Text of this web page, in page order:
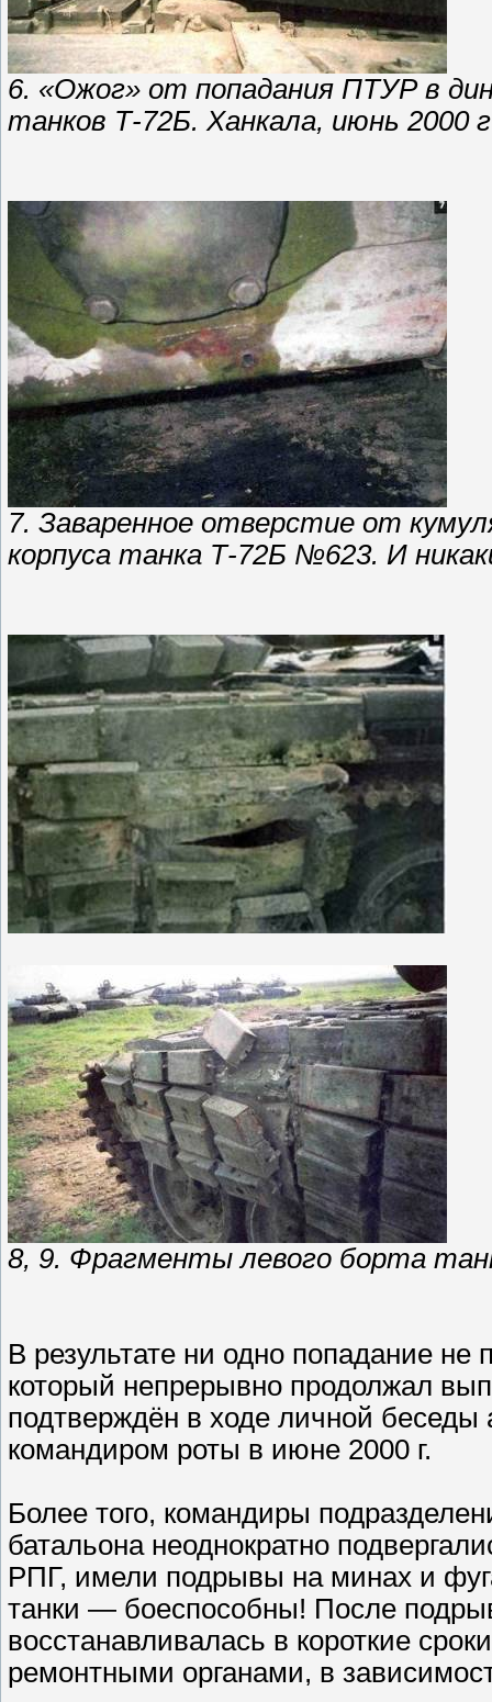
6. «Ожог» от попадания ПТУР в
танков Т-72Б. Ханкала, июнь 2000
7. Заваренное отверстие от
корпуса танка Т-72Б №623. И
8, 9. Фрагменты левого борта
В результате ни одно попадание не
который непрерывно продолжал
подтверждён в ходе личной беседы
командиром роты в июне 2000 г.
Более того, командиры
батальона неоднократно
РПГ, имели подрывы на минах и
танки — боеспособны! После
восстанавливалась в короткие
ремонтными органами, в